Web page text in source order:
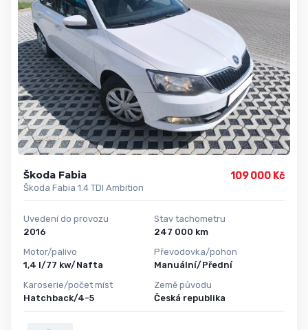
Škoda Fabia
Škoda Fabia 1.4 TDI Ambition
109 000 Kč
Uvedení do provozu
2016
Motor/palivo
1,4 l/77 kw/Nafta
Karoserie/počet míst
Hatchback/4-5
Stav tachometru
247 000 km
Převodovka/pohon
Manuální/Přední
Země původu
Česká republika